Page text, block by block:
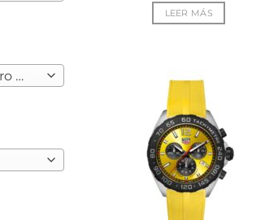
Cualquier diametro de caja
LEER MÁS